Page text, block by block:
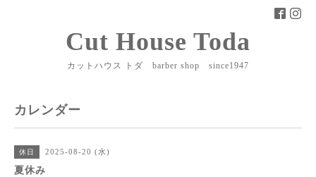
Cut House Toda
カットハウス トダ barber shop since1947
カレンダー
休日 2025-08-20 (水)
夏休み